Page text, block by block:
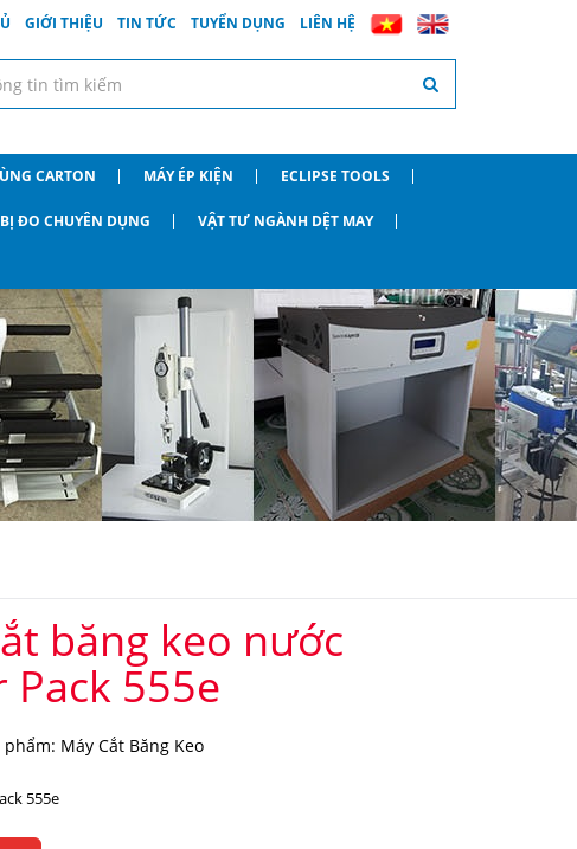
GIỚI THIỆU TIN TỨC TUYỂN DỤNG LIÊN HỆ
CARTON MÁY ÉP KIỆN ECLIPSE TOOLS
ĐO CHUYÊN DỤNG VẬT TƯ NGÀNH DỆT MAY
băng keo nước
Pack 555e
Máy Cắt Băng Keo
555e